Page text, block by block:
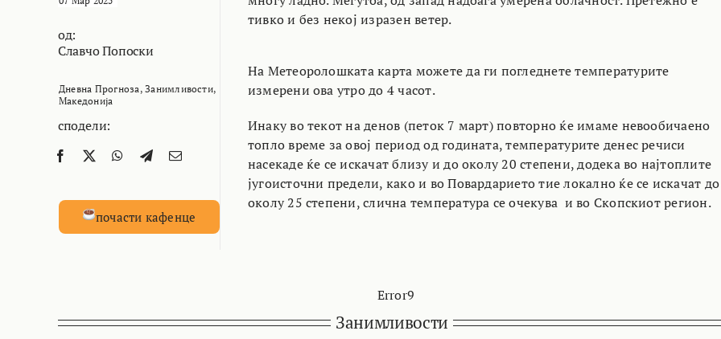
од:
Славчо Попоски
Дневна Прогноза ,Занимливости,
Македонија
сподели:
почасти кафенце
тивко и без некој изразен ветер.
На Метеоролошката карта можете да ги погледнете температурите
измерени ова утро до 4 часот.
Инаку во текот на денов (петок 7 март) повторно ќе имаме невообичаено
топло време за овој период од годината, температурите денес речиси
насекаде ќе се искачат близу и до околу 20 степени, додека во најтоплите
југоисточни предели, како и во Повардарието тие локално ќе се искачат до
околу 25 степени, слична температура се очекува и во Скопскиот регион.
Error9
Занимливости